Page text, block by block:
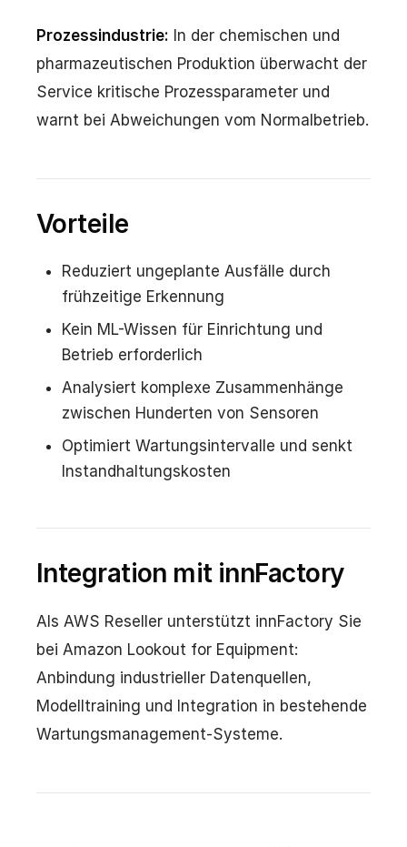
Prozessindustrie: In der chemischen und
pharmazeutischen Produktion überwacht der
Service kritische Prozessparameter und
warnt bei Abweichungen vom Normalbetrieb.
Vorteile
Reduziert ungeplante Ausfälle durch
frühzeitige Erkennung
Kein ML-Wissen für Einrichtung und
Betrieb erforderlich
Analysiert komplexe Zusammenhänge
zwischen Hunderten von Sensoren
Optimiert Wartungsintervalle und senkt
Instandhaltungskosten
Integration mit innFactory
Als AWS Reseller unterstützt innFactory Sie
bei Amazon Lookout for Equipment:
Anbindung industrieller Datenquellen,
Modelltraining und Integration in bestehende
Wartungsmanagement-Systeme.